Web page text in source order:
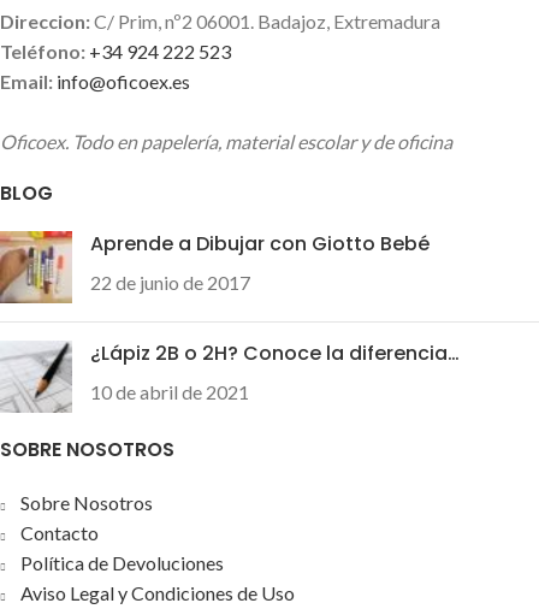
Direccion:C/ Prim, nº2 06001. Badajoz, Extremadura
Teléfono: +34 924 222 523
Email: info@oficoex.es
Oficoex. Todo en papelería, material escolar y de oficina
BLOG
Aprende a Dibujar con Giotto Bebé
22 de junio de 2017
¿Lápiz 2B o 2H? Conoce la diferencia…
10 de abril de 2021
SOBRE NOSOTROS
Sobre Nosotros
Contacto
Política de Devoluciones
Aviso Legal y Condiciones de Uso